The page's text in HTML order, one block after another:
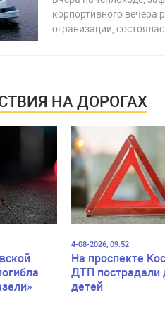
корпортивного вечера
огранизации,
НА ДОРОГАХ
4-08-2026, 09:52
На проспекте
ДТП пострадали
детей